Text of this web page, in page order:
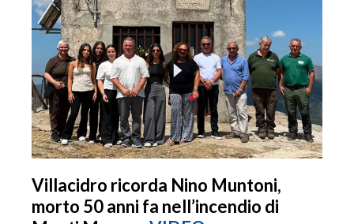
Villacidro ricorda Nino Muntoni,
morto 50 anni fa nell’incendio di